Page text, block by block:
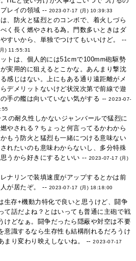
レイの領域 -- 2023-07-17 (月) 10:39:33
、防火と猛烈とのコンボで、着火しづら
く長く燃やされる為。門数多いときはダ
すいから、単独でつけてもいいけど。 --
) 11:55:31
トは、個人的には51cmで100mm砲駆勢
実用的に狙えるとこかな。あんまり撃沈
感じはない。上にもある通り遠距離がメ
デメリットないけど状況次第で前線で遊
手の艦は向いていない気がする --2023-07-
の耐久性しかないジャンバールで猛烈に
やされる？ちょっと何言ってるかわから
もう防火と猛烈も一緒につける意味ない
れたいのも意味わからないし、多分特殊
うから好きにするといい -- 2023-07-17 (月)
ナリンで装填速度がアップするとかは前
が居たぞ。 -- 2023-07-17 (月) 18:18:00
生存+機動力特化で良いと思うけど、闘争
て話だよね？とはいっても普通に主砲で戦
けどなぁ。闘争だったら隠蔽や対空は不要
意識するなら生存性も結構削れるだろうけ
まり変わり映えしないね。 --2023-07-17